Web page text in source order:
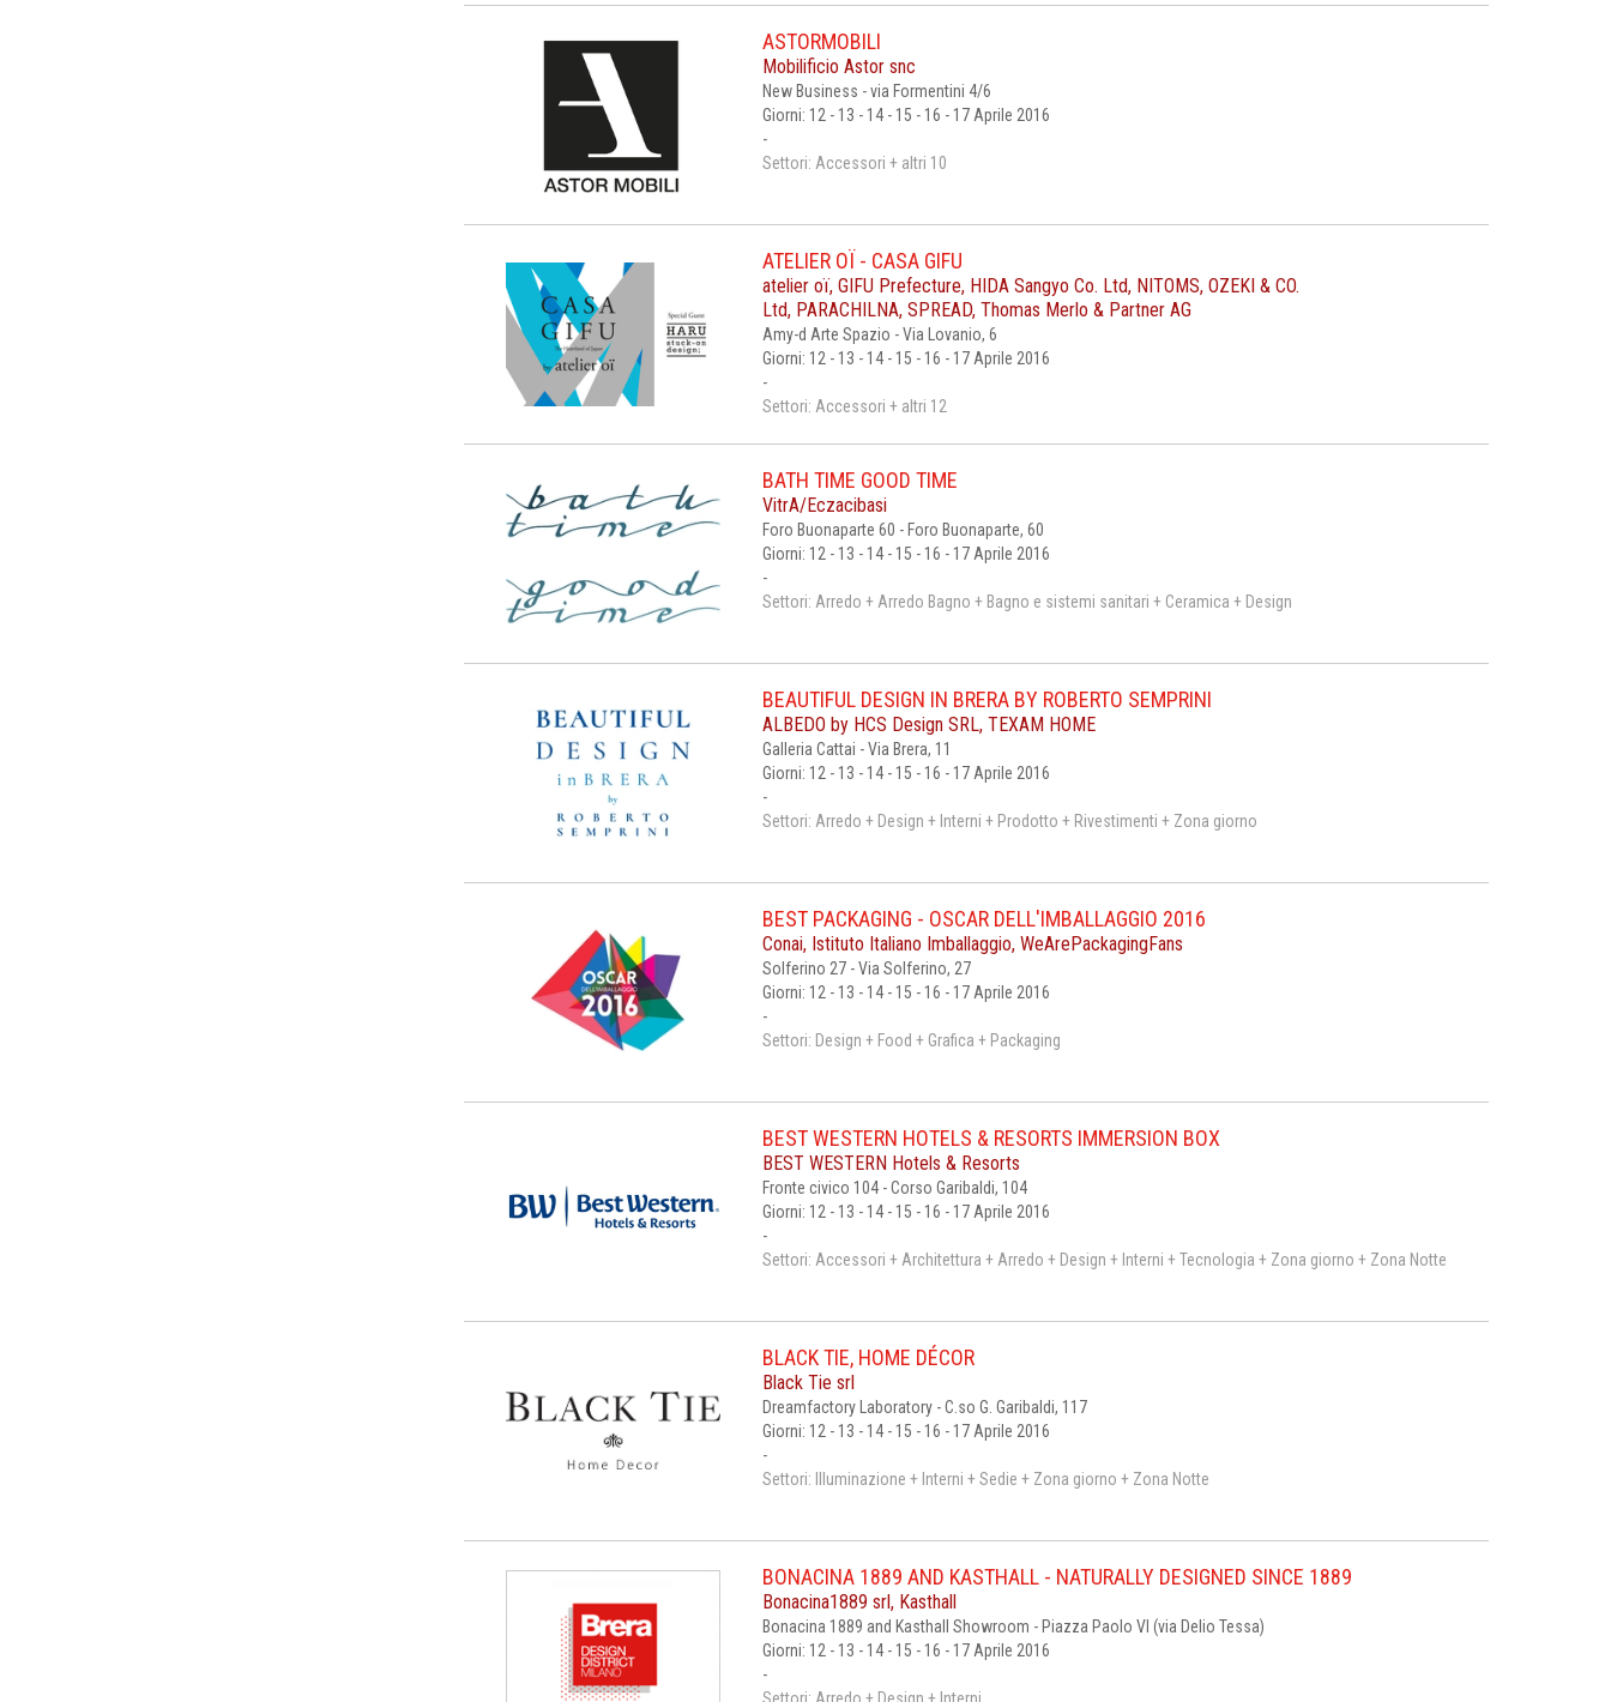
ASTORMOBILI
Mobilificio Astor snc
New Business - via Formentini 4/6
Giorni: 12 - 13 - 14 - 15 - 16 - 17 Aprile 2016
-
Settori: Accessori + altri 10
ATELIER OÏ - CASA GIFU
atelier oï, GIFU Prefecture, HIDA Sangyo Co. Ltd, NITOMS, OZEKI & CO.
Ltd, PARACHILNA, SPREAD, Thomas Merlo & Partner AG
Amy-d Arte Spazio - Via Lovanio, 6
Giorni: 12 - 13 - 14 - 15 - 16 - 17 Aprile 2016
-
Settori: Accessori + altri 12
BATH TIME GOOD TIME
VitrA/Eczacibasi
Foro Buonaparte 60 - Foro Buonaparte, 60
Giorni: 12 - 13 - 14 - 15 - 16 - 17 Aprile 2016
-
Settori: Arredo + Arredo Bagno + Bagno e sistemi sanitari + Ceramica + Design
BEAUTIFUL DESIGN IN BRERA BY ROBERTO SEMPRINI
ALBEDO by HCS Design SRL, TEXAM HOME
Galleria Cattai - Via Brera, 11
Giorni: 12 - 13 - 14 - 15 - 16 - 17 Aprile 2016
-
Settori: Arredo + Design + Interni + Prodotto + Rivestimenti + Zona giorno
BEST PACKAGING - OSCAR DELL'IMBALLAGGIO 2016
Conai, Istituto Italiano Imballaggio, WeArePackagingFans
Solferino 27 - Via Solferino, 27
Giorni: 12 - 13 - 14 - 15 - 16 - 17 Aprile 2016
-
Settori: Design + Food + Grafica + Packaging
BEST WESTERN HOTELS & RESORTS IMMERSION BOX
BEST WESTERN Hotels & Resorts
Fronte civico 104 - Corso Garibaldi, 104
Giorni: 12 - 13 - 14 - 15 - 16 - 17 Aprile 2016
-
Settori: Accessori + Architettura + Arredo + Design + Interni + Tecnologia + Zona giorno + Zona Notte
BLACK TIE, HOME DÉCOR
Black Tie srl
Dreamfactory Laboratory - C.so G. Garibaldi, 117
Giorni: 12 - 13 - 14 - 15 - 16 - 17 Aprile 2016
-
Settori: Illuminazione + Interni + Sedie + Zona giorno + Zona Notte
BONACINA 1889 AND KASTHALL - NATURALLY DESIGNED SINCE 1889
Bonacina1889 srl, Kasthall
Bonacina 1889 and Kasthall Showroom - Piazza Paolo VI (via Delio Tessa)
Giorni: 12 - 13 - 14 - 15 - 16 - 17 Aprile 2016
-